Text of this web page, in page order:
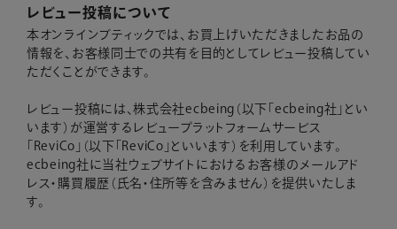
レビュー投稿について
本オンラインブティックでは、お買上げいただきましたお品の
情報を、お客様同士での共有を目的としてレビュー投稿してい
ただくことができます。
レビュー投稿には、株式会社ecbeing（以下「ecbeing社」とい
います）が運営するレビュープラットフォームサービス
「ReviCo」（以下「ReviCo」といいます）を利用しています。
ecbeing社に当社ウェブサイトにおけるお客様のメールアド
レス・購買履歴（氏名・住所等を含みません）を提供いたしま
す。